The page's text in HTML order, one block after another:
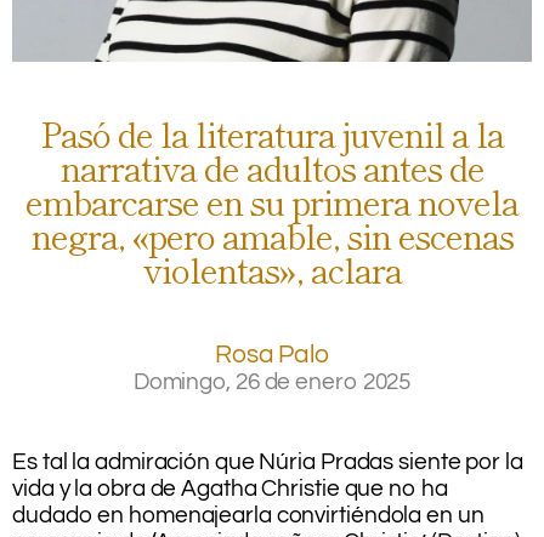
Pasó de la literatura juvenil a la
narrativa de adultos antes de
embarcarse en su primera novela
negra, «pero amable, sin escenas
violentas», aclara
Rosa Palo
Domingo, 26 de enero 2025
Es tal la admiración que Núria Pradas siente por la
vida y la obra de Agatha Christie que no ha
dudado en homenajearla convirtiéndola en un